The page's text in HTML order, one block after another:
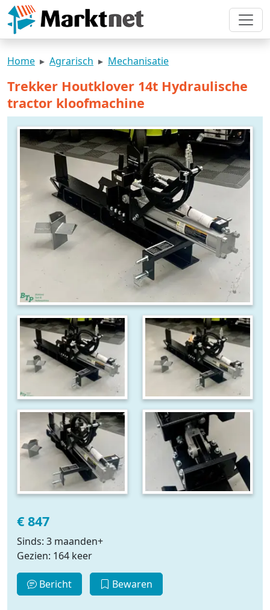
Home Agrarisch Mechanisatie
Trekker Houtklover 14t Hydraulische
tractor kloofmachine
€ 847
Sinds: 3 maanden+
Gezien: 164 keer
Bericht Bewaren